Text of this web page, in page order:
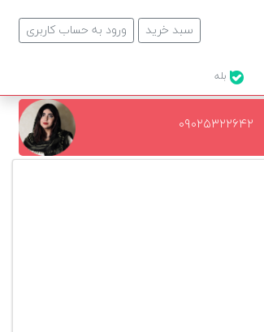
ورود به حساب کاربری سبد خرید
۰۹۰۲۵۳۲۲۶۴۲